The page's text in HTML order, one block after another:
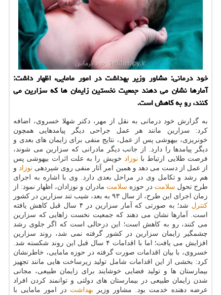
خود درمانی: مشاور وزیر بهداشت در امور مامایی، اظهار داشت:
آمارها نشان می دهند جمعیت نخستین زایمان ها كه سزارین می
كنند، رو به كاهش است.
به گزارش خود درمانی به نقل از مهر، دكتر شهلا خسروی، اضافه
كرد: سزارین مانند هر عمل جراحی دیگر پیامدهایی همچون
خونریزی، بیهوشی پس از عمل، نتایج منفی برای زایمان های بعدی و
دیگر پیامدها را دارد. از جانب دیگر مادرانی كه سزارین می شوند،
فرصت طلایی ارتباط با نوزاد خویش را به علت اثرات بیهوشی پس
از عمل از دست می دهد و همین امر آثار منفی روی شیردهی نوزادو
هم رشد و تكامل وی در مراحل بعدی دارد. وی با اشاره به اجرای
طرح تحول سلامت در حوزه سلامت مادران و نوزادان، اظهار نمود: از
زمان اجرای این طرح، از سال ۹۳ به بعد، شیب تند سزارین در كشور
كنترل
شد؛ به صورتی كه آمار سزارین در ۴ سال قبل كاهش یافته
است. آمارها نشان می دهند كه جمعیت نخست زاهایی كه سزارین
می كنند، رو به كاهش است؛ این درحالی است كه اگر جلوی رشد
چشمگیر زایمان سزارین در كشور گرفته نمی شد، روند سزارین
افزایش می یافت؛ اما با اقدامات ۴ سال قبل این روند شكسته شد.
خسروی، با بیان اقدامات صورت گرفته در حوزه مامایی، خاطرنشان
كرد: بخشی از این اقدامات شامل تولید زیرساخت هایی مانند تجهیز
بیمارستان ها و تولید فضایی خوشایند برای زایمان طبیعی، مجانی
شدن زایمان طبیعی در بیمارستان های دولتی و توانمند كردن افراد
عرضه دهنده خدمت بود. مشاور وزیر بهداشت در امور مامایی با